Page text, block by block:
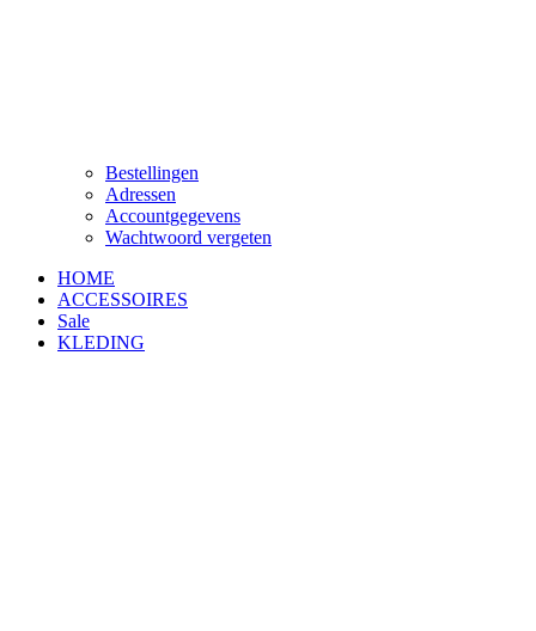
Bestellingen
Adressen
Accountgegevens
Wachtwoord vergeten
HOME
ACCESSOIRES
Sale
KLEDING